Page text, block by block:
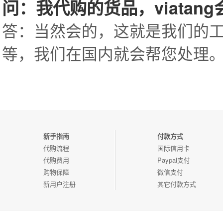
问：我代购的货品，viatang
答：当然会的，这就是我们的
等，我们在国内就会帮您处理
新手指南
代购流程
代购费用
购物保障
新用户注册
付款方式
国际信用卡
Paypal支付
微信支付
其它付款方式